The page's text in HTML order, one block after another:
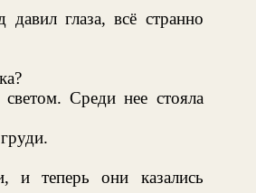
глаза, всё странно
Среди нее стояла
и теперь они казались